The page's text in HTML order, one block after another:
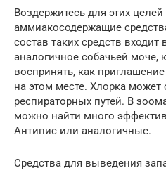
Воздержитесь для этих
аммиакосодержащие
состав таких средств входит
аналогичное собачьей моче,
воспринять, как
на этом месте. Хлорка
респираторных путей. В
можно найти много
Антипис или аналогичные.
Средства для выведения